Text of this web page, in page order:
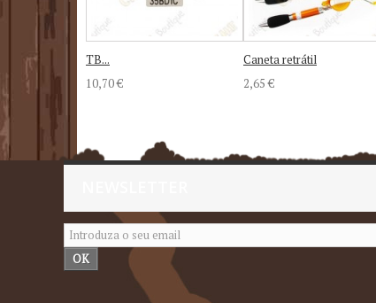
TB...
10,70 €
Caneta retrátil
2,65 €
OK